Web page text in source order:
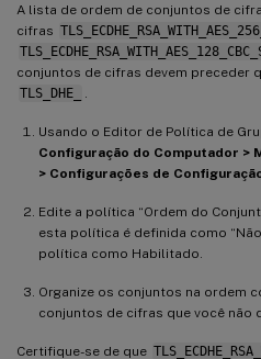
A lista de ordem de conjuntos de
cifras
conjuntos de cifras devem preceder
TLS_DHE_
.
Usando o Editor de Política de
Configuração do Computador >
> Configurações de
Edite a política “Ordem do
esta política é definida como
política como Habilitado.
Organize os conjuntos na ordem
conjuntos de cifras que você não
Certifique-se de que